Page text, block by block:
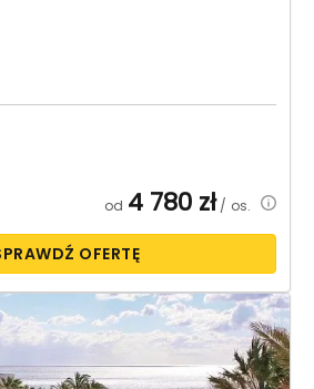
od 4 780 zł/ os.
OFERTĘ